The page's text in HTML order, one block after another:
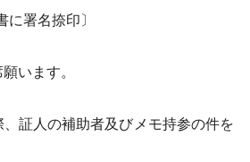
署名捺印〕
います。
証人の補助者及びメモ持参の件を